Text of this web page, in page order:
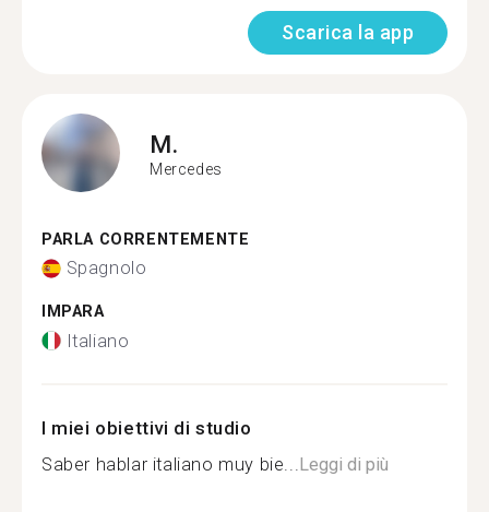
Scarica la app
M.
Mercedes
PARLA CORRENTEMENTE
Spagnolo
IMPARA
Italiano
I miei obiettivi di studio
Saber hablar italiano muy bie... Leggi di più